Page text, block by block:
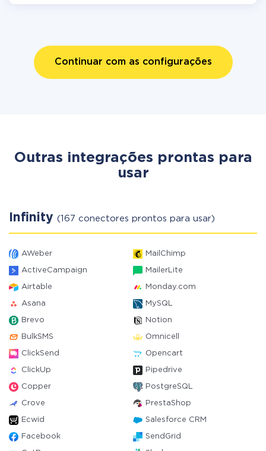
Continuar com as configurações
Outras integrações prontas para
usar
Infinity (167 conectores prontos para usar)
AWeber MailChimp
ActiveCampaign MailerLite
Airtable Monday.com
Asana MySQL
Brevo Notion
BulkSMS Omnicell
ClickSend Opencart
ClickUp Pipedrive
Copper PostgreSQL
Crove PrestaShop
Ecwid Salesforce CRM
Facebook SendGrid